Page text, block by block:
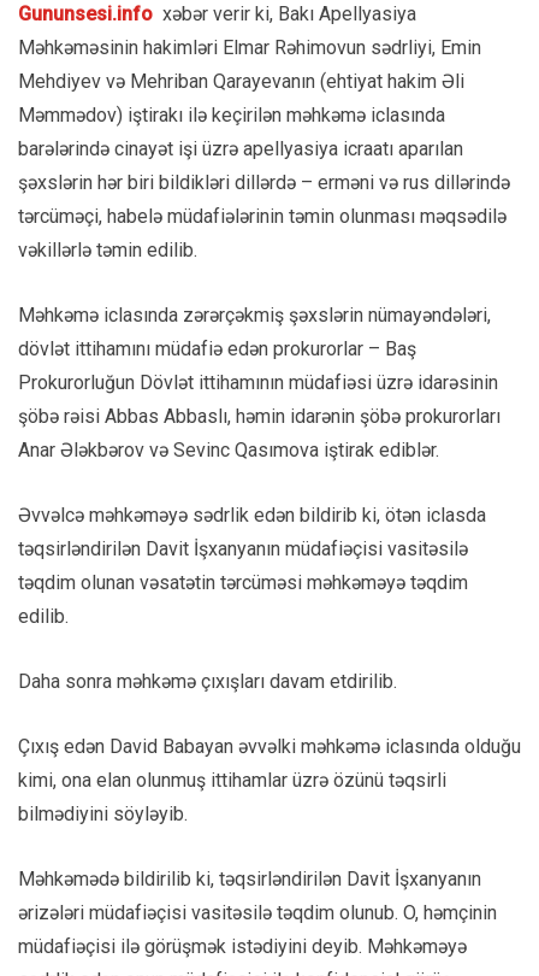
Gununsesi.info xəbər verir ki, Bakı Apellyasiya
Məhkəməsinin hakimləri Elmar Rəhimovun sədrliyi, Emin
Mehdiyev və Mehriban Qarayevanın (ehtiyat hakim Əli
Məmmədov) iştirakı ilə keçirilən məhkəmə iclasında
barələrində cinayət işi üzrə apellyasiya icraatı aparılan
şəxslərin hər biri bildikləri dillərdə – erməni və rus dillərində
tərcüməçi, habelə müdafiələrinin təmin olunması məqsədilə
vəkillərlə təmin edilib.
Məhkəmə iclasında zərərçəkmiş şəxslərin nümayəndələri,
dövlət ittihamını müdafiə edən prokurorlar – Baş
Prokurorluğun Dövlət ittihamının müdafiəsi üzrə idarəsinin
şöbə rəisi Abbas Abbaslı, həmin idarənin şöbə prokurorları
Anar Ələkbərov və Sevinc Qasımova iştirak ediblər.
Əvvəlcə məhkəməyə sədrlik edən bildirib ki, ötən iclasda
təqsirləndirilən Davit İşxanyanın müdafiəçisi vasitəsilə
təqdim olunan vəsatətin tərcüməsi məhkəməyə təqdim
edilib.
Daha sonra məhkəmə çıxışları davam etdirilib.
Çıxış edən David Babayan əvvəlki məhkəmə iclasında olduğu
kimi, ona elan olunmuş ittihamlar üzrə özünü təqsirli
bilmədiyini söyləyib.
Məhkəmədə bildirilib ki, təqsirləndirilən Davit İşxanyanın
ərizələri müdafiəçisi vasitəsilə təqdim olunub. O, həmçinin
müdafiəçisi ilə görüşmək istədiyini deyib. Məhkəməyə